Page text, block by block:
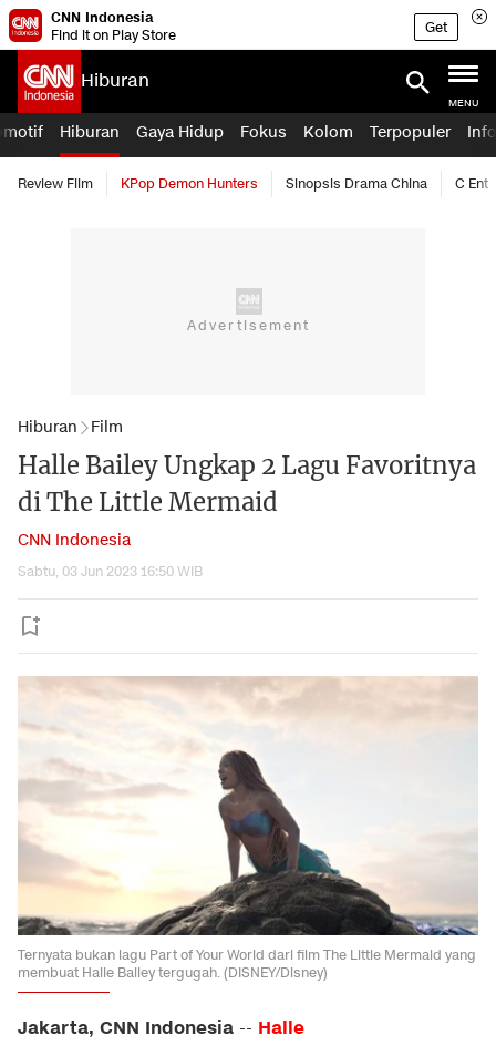
CNN Indonesia
Find it on Play Store
Get
Hiburan
MENU
Hiburan Gaya Hidup Fokus Kolom Terpopuler
Review Film KPop Demon Hunters Sinopsis Drama China C Ent
Hiburan Film
Halle Bailey Ungkap 2 Lagu Favoritnya
di The Little Mermaid
CNN Indonesia
Sabtu, 03 Jun 2023 16:50 WIB
Ternyata bukan lagu Part of Your World dari film The Little Mermaid yang
membuat Halle Bailey tergugah. (DISNEY/Disney)
Jakarta, CNN Indonesia -- Halle